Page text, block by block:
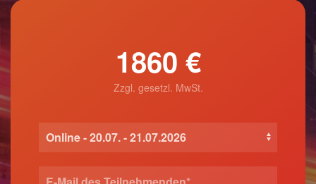
1860 €
Zzgl. gesetzl. MwSt.